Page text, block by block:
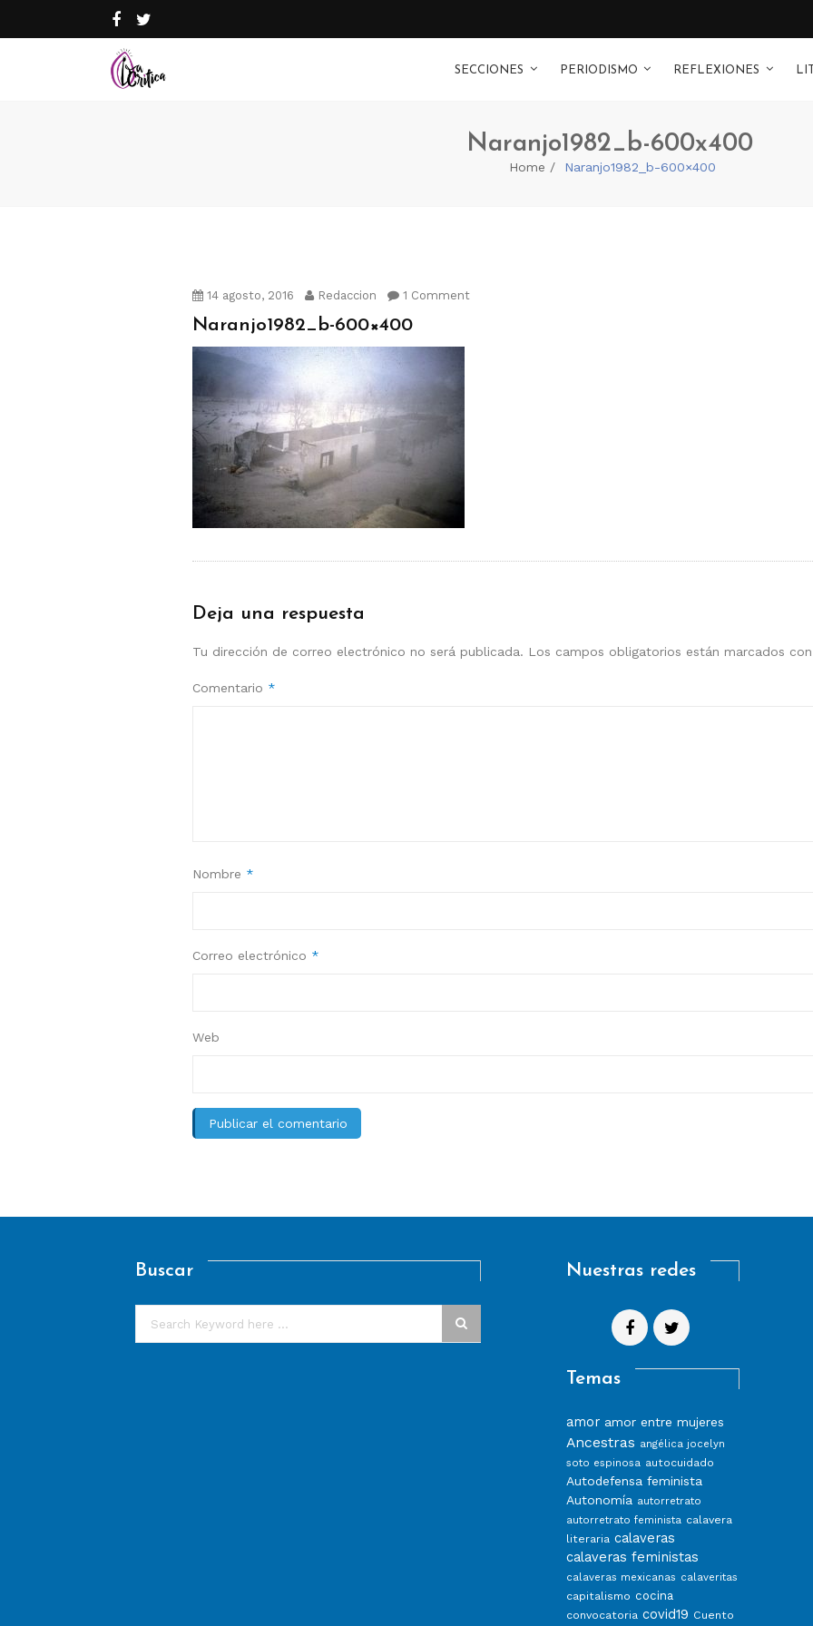
SECCIONES PERIODISMO REFLEXIONES
Naranjo1982_b-600x400
Home Naranjo1982_b-600×400
14 agosto, 2016 Redaccion 1 Comment
Naranjo1982_b-600×400
Deja una respuesta
Tu dirección de correo electrónico no será publicada. Los campos obligatorios están marcados
Comentario *
Nombre *
Correo electrónico *
Web
Buscar Nuestras redes
Temas
amor amor entre mujeres
Ancestras angélica jocelyn
soto espinosa autocuidado
Autodefensa feminista
Autonomía autorretrato
autorretrato feminista calavera
literaria calaveras
calaveras feministas
calaveras mexicanas calaveritas
capitalismo cocina
convocatoria covid19 Cuento